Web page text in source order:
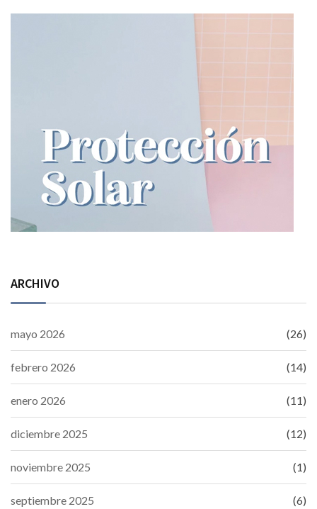
ARCHIVO
mayo 2026 (26)
febrero 2026 (14)
enero 2026 (11)
diciembre 2025 (12)
noviembre 2025 (1)
septiembre 2025 (6)